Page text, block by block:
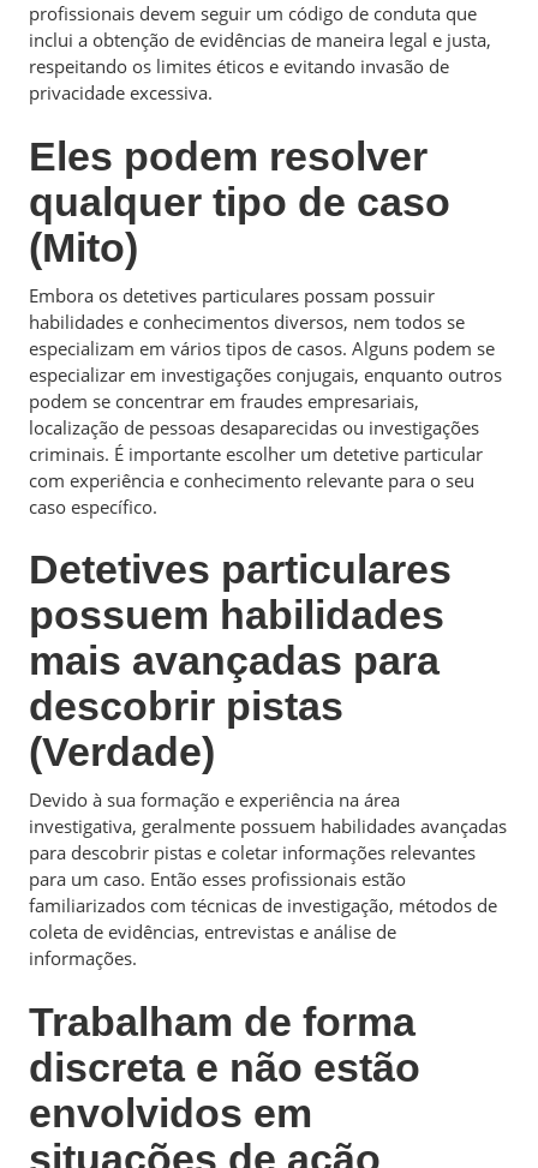
profissionais devem seguir um código de conduta que
inclui a obtenção de evidências de maneira legal e justa,
respeitando os limites éticos e evitando invasão de
privacidade excessiva.
Eles podem resolver
qualquer tipo de caso
(Mito)
Embora os detetives particulares possam possuir
habilidades e conhecimentos diversos, nem todos se
especializam em vários tipos de casos. Alguns podem se
especializar em investigações conjugais, enquanto outros
podem se concentrar em fraudes empresariais,
localização de pessoas desaparecidas ou investigações
criminais. É importante escolher um detetive particular
com experiência e conhecimento relevante para o seu
caso específico.
Detetives particulares
possuem habilidades
mais avançadas para
descobrir pistas
(Verdade)
Devido à sua formação e experiência na área
investigativa, geralmente possuem habilidades avançadas
para descobrir pistas e coletar informações relevantes
para um caso. Então esses profissionais estão
familiarizados com técnicas de investigação, métodos de
coleta de evidências, entrevistas e análise de
informações.
Trabalham de forma
discreta e não estão
envolvidos em
situações de ação